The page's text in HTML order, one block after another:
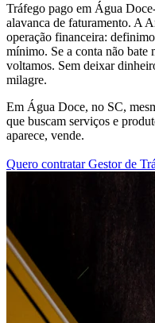
Tráfego pago em Água
alavanca de faturamento. A
operação financeira:
mínimo. Se a conta não bate
voltamos. Sem deixar
milagre.
Em Água Doce, no SC,
que buscam serviços e
aparece, vende.
Quero contratar Gestor de